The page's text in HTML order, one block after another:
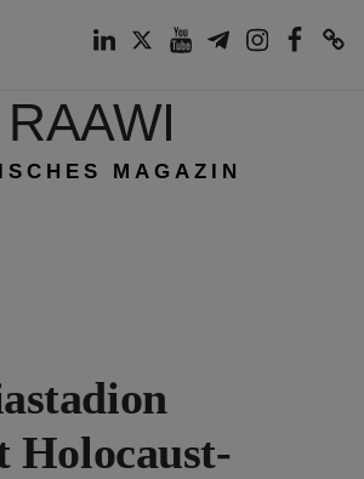
RAAWI
MAGAZIN
Holocaust-